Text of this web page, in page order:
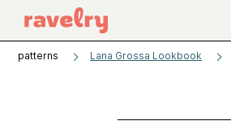
patterns Lana Grossa Lookbook